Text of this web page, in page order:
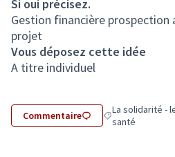
Si oui précisez.
Gestion financière prospection
projet
Vous déposez cette idée
A titre individuel
Commentaire Filtrer les
La solidarité -
santé